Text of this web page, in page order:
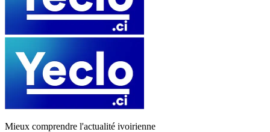
Mieux comprendre l'actualité ivoirienne